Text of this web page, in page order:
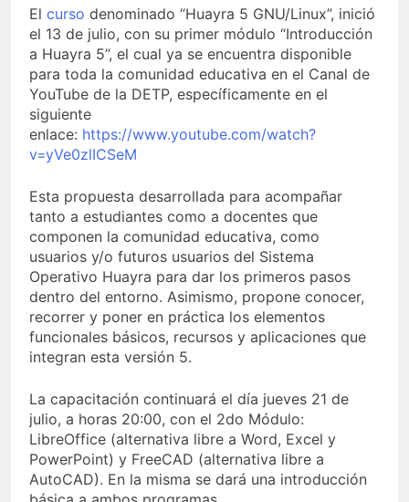
El curso denominado “Huayra 5 GNU/Linux”, inició
el 13 de julio, con su primer módulo “Introducción
a Huayra 5”, el cual ya se encuentra disponible
para toda la comunidad educativa en el Canal de
YouTube de la DETP, específicamente en el
siguiente
enlace: https://www.youtube.com/watch?
v=yVe0zlICSeM
Esta propuesta desarrollada para acompañar
tanto a estudiantes como a docentes que
componen la comunidad educativa, como
usuarios y/o futuros usuarios del Sistema
Operativo Huayra para dar los primeros pasos
dentro del entorno. Asimismo, propone conocer,
recorrer y poner en práctica los elementos
funcionales básicos, recursos y aplicaciones que
integran esta versión 5.
La capacitación continuará el día jueves 21 de
julio, a horas 20:00, con el 2do Módulo:
LibreOffice (alternativa libre a Word, Excel y
PowerPoint) y FreeCAD (alternativa libre a
AutoCAD). En la misma se dará una introducción